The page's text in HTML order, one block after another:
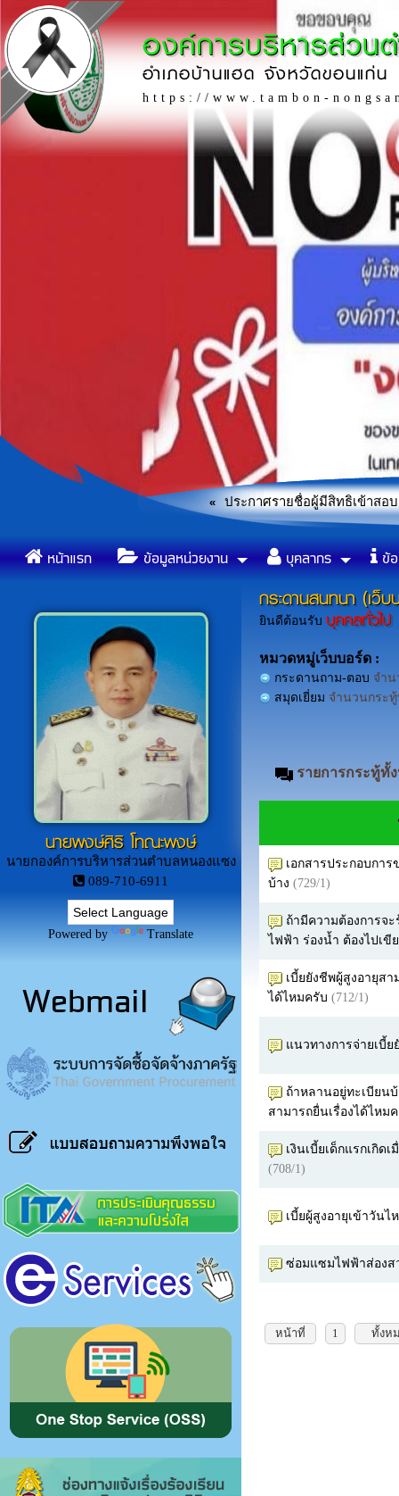
องค์การบริหารส่วน
อำเภอบ้านแฮด จังหวัดขอนแก่น
https://www.tambon-
« ข้อบัญญัติองค์การบริหารส่วน
กงานจ้าง ประจำปีงบประมาณ2569ประกาศรายชื่อผู้มีสิทธิเข้าสอบเพื่
หน้าแรก ข้อมูลหน่วยงาน บุคลากร ข้อ
นายพงษ์ศิริ โทณะพงษ์
นายกองค์การบริหารส่วนตำบลหนองแซง
089-710-6911
Powered by Translate
กระดานสนทนา (เว็
ยินดีต้อนรับ บุคคลทั่วไป
หมวดหมู่เว็บบอร์ด :
กระดานถาม-ตอบ จำ
สมุดเยี่ยม จำนวนกระ
รายการกระทู้ทั้
เอกสารประกอบกา
บ้าง (729/1)
ถ้ามีความต้องการจ
ไฟฟ้า ร่องน้ำ ต้องไปเขี
เบี้ยยังชีพผู้สูงอายุส
ได้ไหมครับ (712/1)
แนวทางการจ่ายเบี้ย
ถ้าหลานอยู่ทะเบียน
สามารถยื่นเรื่องได้ไหม
เงินเบี้ยเด็กแรกเกิด
(708/1)
เบี้ยผู้สูงอายุเข้าวันไ
ซ่อมแซมไฟฟ้าส่องส
หน้าที่ 1 ทั้งห